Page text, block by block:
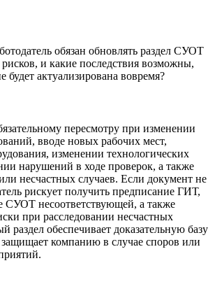
обязан обновлять раздел СУОТ
и какие последствия возможны,
будет актуализирована вовремя?
пересмотру при изменении
вводе новых рабочих мест,
изменении технологических
нарушений в ходе проверок, а также
несчастных случаев. Если документ не
рискует получить предписание ГИТ,
СУОТ несоответствующей, а также
при расследовании несчастных
раздел обеспечивает доказательную базу
защищает компанию в случае споров или